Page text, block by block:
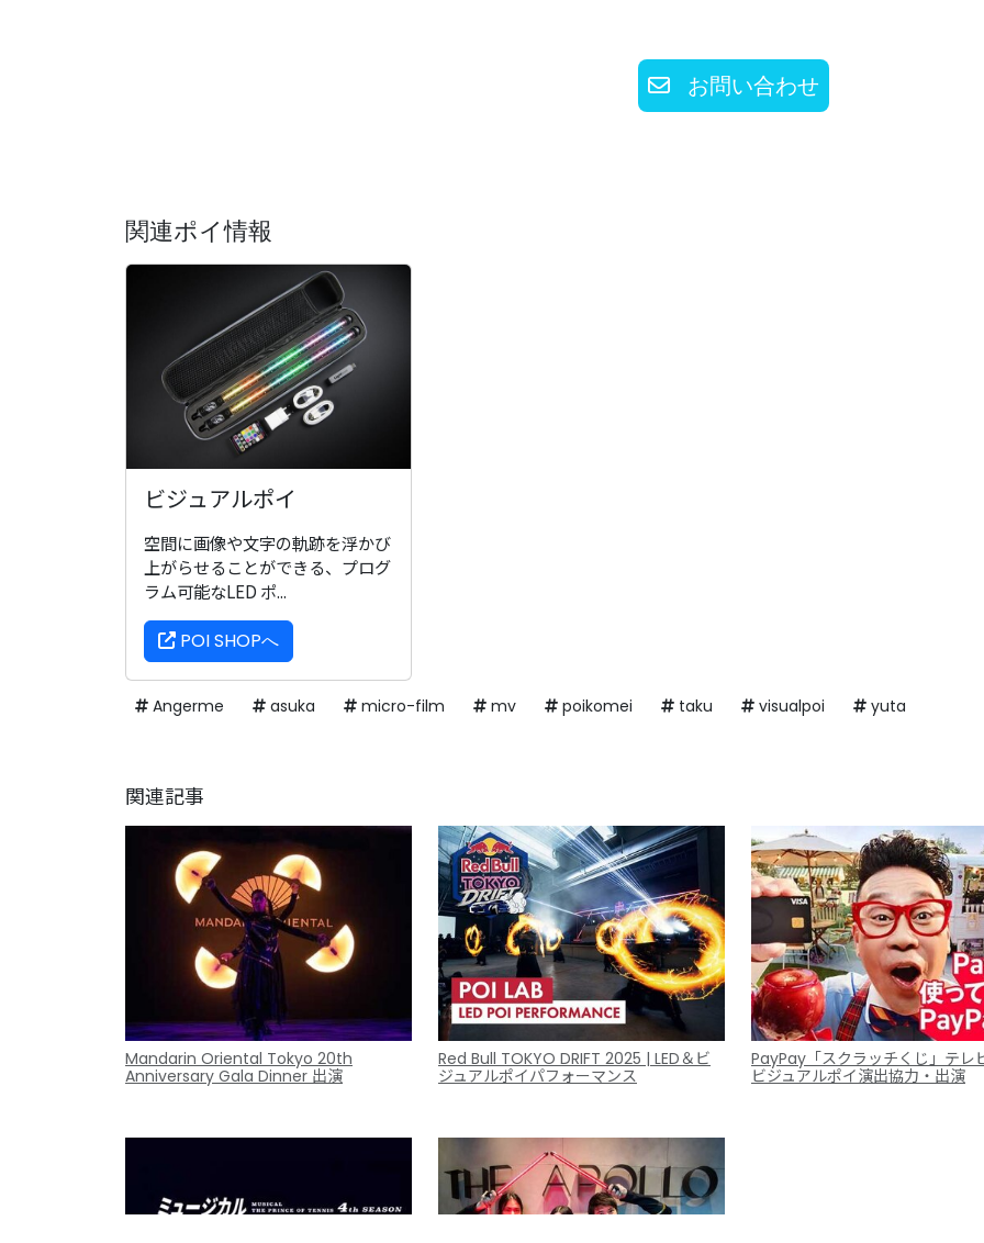
お問い合わせ
関連ポイ情報
ビジュアルポイ
空間に画像や文字の軌跡を浮かび
上がらせることができる、プログ
ラム可能なLED ポ...
POI SHOPへ
Angerme asuka micro-film mv poikomei taku visualpoi yuta
関連記事
Mandarin Oriental Tokyo 20th
Anniversary Gala Dinner 出演
Red Bull TOKYO DRIFT 2025 | LED＆ビ
ジュアルポイパフォーマンス
PayPay「スクラッチくじ」テレ
ビジュアルポイ演出協力・出演